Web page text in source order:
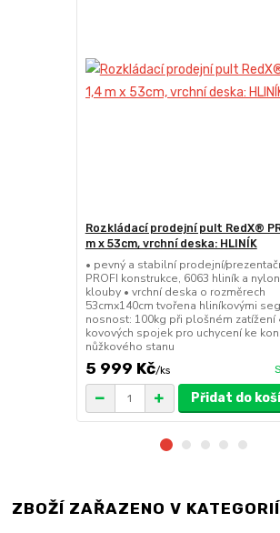
Rozkládací prodejní pult RedX®
m x 53cm, vrchní deska: HLINÍK
• pevný a stabilní prodejní/
PROFI konstrukce, 6063 hliník a
klouby • vrchní deska o rozměrech
53cmx140cm tvořena hliníkovými
nosnost: 100kg při plošném zatížení
kovových spojek pro uchycení ke
nůžkového stanu
5 999 Kč/ks
Přidat do
ZBOŽÍ ZAŘAZENO V